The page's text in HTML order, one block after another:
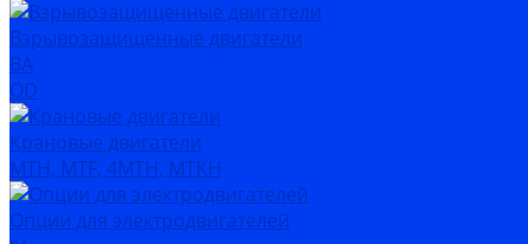
Взрывозащищенные двигатели
ВА
OD
Крановые двигатели
MTH, MTF, 4MTH, MTKH
Опции для электродвигателей